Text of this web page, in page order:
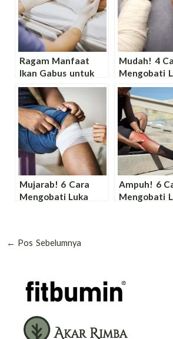
Ragam Manfaat
Ikan Gabus untuk
Luka Operasi agar
Cepat Pulih
Mudah! 4
Mengobati
Bakar yang
agar Cepat
dan
Mujarab! 6 Cara
Mengobati Luka
Ampuh! 6
Mengobati
← Pos Sebelumnya